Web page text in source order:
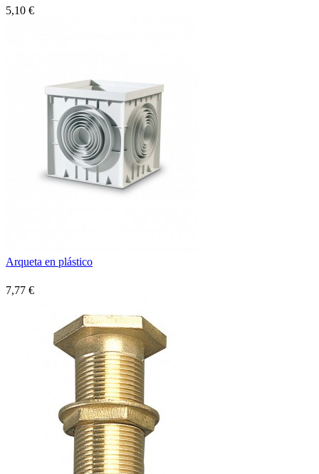
5,10 €
Arqueta en plástico
7,77 €